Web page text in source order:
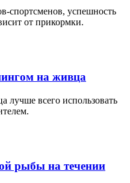
спортсменов, успешность
от прикормки.
на живца
лучше всего использовать
рыбы на течении